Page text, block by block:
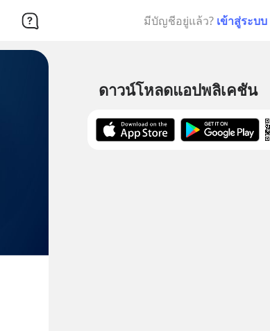
มีบัญชีอยู่แล้ว? เข้าสู่ระบบ
ดาวน์โหลดแอปพลิเคชัน